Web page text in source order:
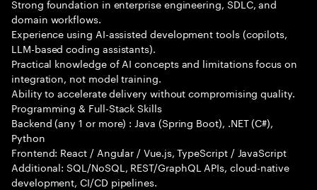
Strong foundation in enterprise engineering, SDLC, and
domain workflows.
Experience using AI-assisted development tools (copilots,
LLM-based coding assistants).
Practical knowledge of AI concepts and limitations focus on
integration, not model training.
Ability to accelerate delivery without compromising quality.
Programming & Full-Stack Skills
Backend (any 1 or more) : Java (Spring Boot), .NET (C#),
Python
Frontend: React / Angular / Vue.js, TypeScript / JavaScript
Additional: SQL/NoSQL, REST/GraphQL APIs, cloud-native
development, CI/CD pipelines.